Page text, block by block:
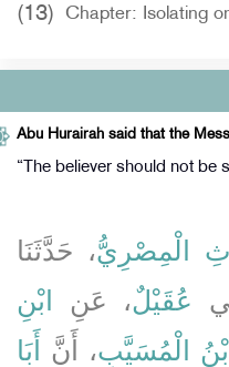
(13) Chapter: Isolating
“The believer should not be
الْمِصْرِيُّ، حَدَّثَنَا
عُقَيْلٌ، عَنِ
ابْنِ
الْمُسَيَّبِ، أَنَّ
أَبَا